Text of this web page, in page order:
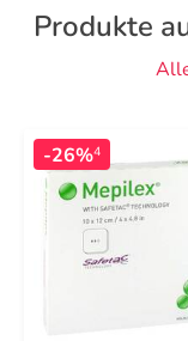
Produkte
-26%4